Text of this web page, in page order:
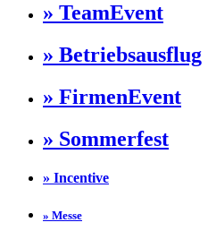
» TeamEvent
» Betriebsausflug
» FirmenEvent
» Sommerfest
» Incentive
» Messe